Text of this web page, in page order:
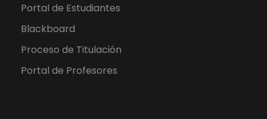
Portal de Estudiantes
Blackboard
Proceso de Titulación
Portal de Profesores